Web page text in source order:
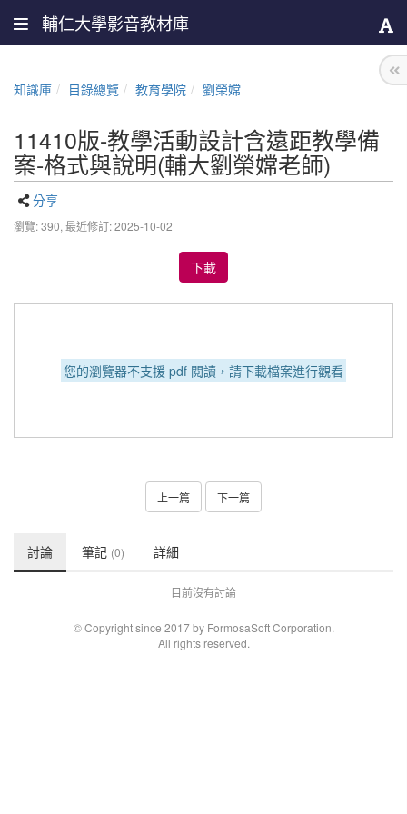
輔仁大學影音教材庫
知識庫 目錄總覽 教育學院 劉榮嫦
11410版-教學活動設計含遠距教學備
案-格式與說明(輔大劉榮嫦老師)
分享
瀏覽: 390, 最近修訂: 2025-10-02
下載
您的瀏覽器不支援 pdf 閱讀，請下載檔案進行觀看
上一篇 下一篇
討論 筆記 (0) 詳細
目前沒有討論
© Copyright since 2017 by FormosaSoft Corporation.
All rights reserved.